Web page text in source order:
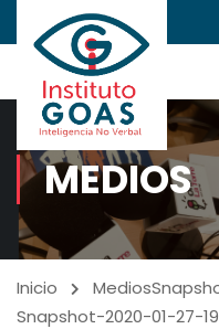
MEDIOS
Inicio Medios
Snapshot-2020-01-27-